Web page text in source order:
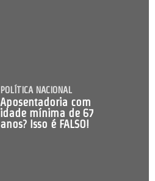
POLÍTICA NACIONAL
Aposentadoria com
idade mínima de 67
anos? Isso é FALSO!